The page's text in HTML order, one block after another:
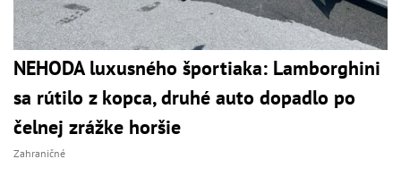
NEHODA luxusného športiaka: Lamborghini
sa rútilo z kopca, druhé auto dopadlo po
čelnej zrážke horšie
Zahraničné